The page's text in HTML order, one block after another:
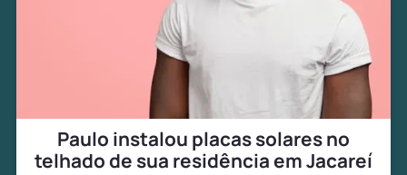
Paulo instalou placas solares no
telhado de sua residência em Jacareí